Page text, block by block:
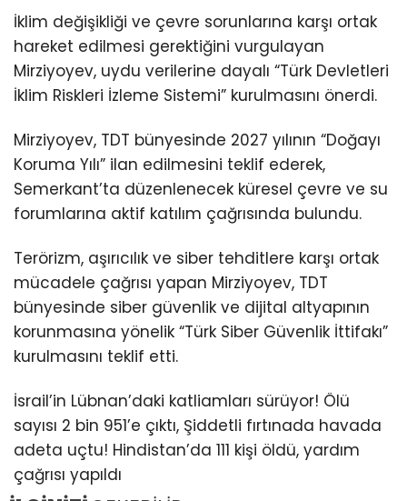
İklim değişikliği ve çevre sorunlarına karşı ortak
hareket edilmesi gerektiğini vurgulayan
Mirziyoyev, uydu verilerine dayalı “Türk Devletleri
İklim Riskleri İzleme Sistemi” kurulmasını önerdi.
Mirziyoyev, TDT bünyesinde 2027 yılının “Doğayı
Koruma Yılı” ilan edilmesini teklif ederek,
Semerkant’ta düzenlenecek küresel çevre ve su
forumlarına aktif katılım çağrısında bulundu.
Terörizm, aşırıcılık ve siber tehditlere karşı ortak
mücadele çağrısı yapan Mirziyoyev, TDT
bünyesinde siber güvenlik ve dijital altyapının
korunmasına yönelik “Türk Siber Güvenlik İttifakı”
kurulmasını teklif etti.
İsrail’in Lübnan’daki katliamları sürüyor! Ölü
sayısı 2 bin 951’e çıktı, Şiddetli fırtınada havada
adeta uçtu! Hindistan’da 111 kişi öldü, yardım
çağrısı yapıldı